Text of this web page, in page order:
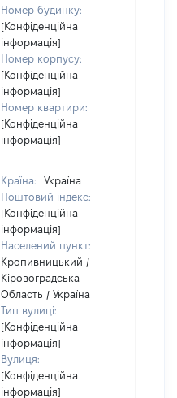
Номер будинку:
[Конфіденційна
інформація]
Номер корпусу:
[Конфіденційна
інформація]
Номер квартири:
[Конфіденційна
інформація]
Країна:
Україна
Поштовий індекс:
[Конфіденційна
інформація]
Населений пункт:
Кропивницький /
Кіровоградська
Область / Україна
Тип вулиці:
[Конфіденційна
інформація]
Вулиця:
[Конфіденційна
інформація]